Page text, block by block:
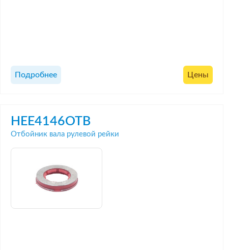
Подробнее Цены
HEE4146OTB
Отбойник вала рулевой рейки